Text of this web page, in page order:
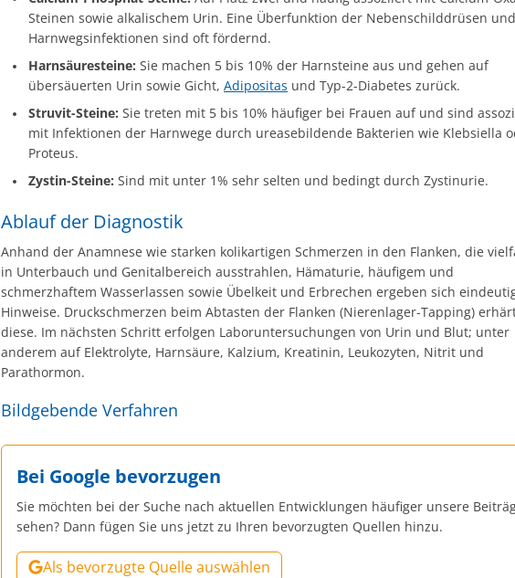
Steinen sowie alkalischem Urin. Eine Überfunktion der Nebenschilddrüsen und
Harnwegsinfektionen sind oft fördernd.
Harnsäuresteine: Sie machen 5 bis 10% der Harnsteine aus und gehen auf
übersäuerten Urin sowie Gicht, Adipositas und Typ-2-Diabetes zurück.
Struvit-Steine: Sie treten mit 5 bis 10% häufiger bei Frauen auf und sind
mit Infektionen der Harnwege durch ureasebildende Bakterien wie Klebsiella
Proteus.
Zystin-Steine: Sind mit unter 1% sehr selten und bedingt durch Zystinurie.
Ablauf der Diagnostik
Anhand der Anamnese wie starken kolikartigen Schmerzen in den Flanken, die
in Unterbauch und Genitalbereich ausstrahlen, Hämaturie, häufigem und
schmerzhaftem Wasserlassen sowie Übelkeit und Erbrechen ergeben sich
Hinweise. Druckschmerzen beim Abtasten der Flanken (Nierenlager-Tapping)
diese. Im nächsten Schritt erfolgen Laboruntersuchungen von Urin und Blut; unter
anderem auf Elektrolyte, Harnsäure, Kalzium, Kreatinin, Leukozyten, Nitrit und
Parathormon.
Bildgebende Verfahren
Bei Google bevorzugen
Sie möchten bei der Suche nach aktuellen Entwicklungen häufiger unsere
sehen? Dann fügen Sie uns jetzt zu Ihren bevorzugten Quellen hinzu.
Als bevorzugte Quelle auswählen